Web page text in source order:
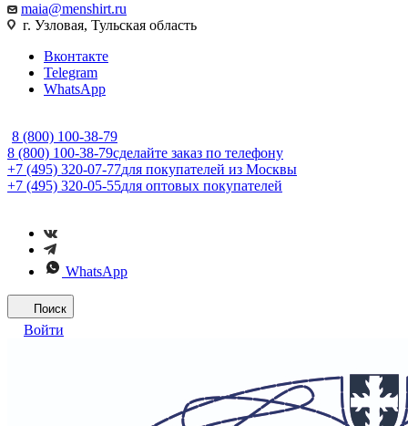
maia@menshirt.ru
г. Узловая, Тульская область
Вконтакте
Telegram
WhatsApp
8 (800) 100-38-79
8 (800) 100-38-79сделайте заказ по телефону
+7 (495) 320-07-77для покупателей из Москвы
+7 (495) 320-05-55для оптовых покупателей
WhatsApp
Поиск
Войти